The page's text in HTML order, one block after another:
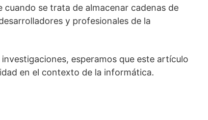
cuando se trata de almacenar cadenas de
y profesionales de la
esperamos que este artículo
en el contexto de la informática.